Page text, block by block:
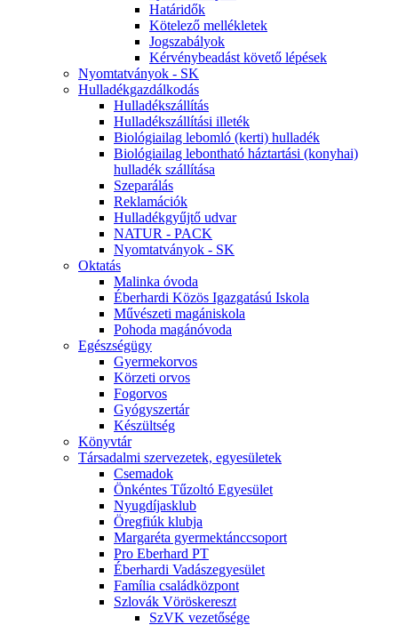
Határidők
Kötelező mellékletek
Jogszabályok
Kérvénybeadást követő lépések
Nyomtatványok - SK
Hulladékgazdálkodás
Hulladékszállítás
Hulladékszállítási illeték
Biológiailag lebomló (kerti) hulladék
Biológiailag lebontható háztartási (konyhai)
hulladék szállítása
Szeparálás
Reklamációk
Hulladékgyűjtő udvar
NATUR - PACK
Nyomtatványok - SK
Oktatás
Malinka óvoda
Éberhardi Közös Igazgatású Iskola
Művészeti magániskola
Pohoda magánóvoda
Egészségügy
Gyermekorvos
Körzeti orvos
Fogorvos
Gyógyszertár
Készültség
Könyvtár
Társadalmi szervezetek, egyesületek
Csemadok
Önkéntes Tűzoltó Egyesület
Nyugdíjasklub
Öregfiúk klubja
Margaréta gyermektánccsoport
Pro Eberhard PT
Éberhardi Vadászegyesület
Família családközpont
Szlovák Vöröskereszt
SzVK vezetősége